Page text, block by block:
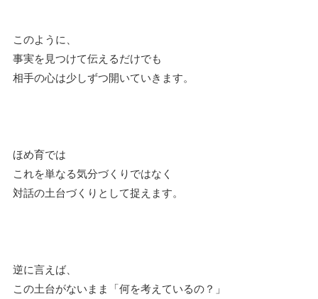
このように、
事実を見つけて伝えるだけでも
相手の心は少しずつ開いていきます。
ほめ育では
これを単なる気分づくりではなく
対話の土台づくりとして捉えます。
逆に言えば、
この土台がないまま「何を考えているの？」